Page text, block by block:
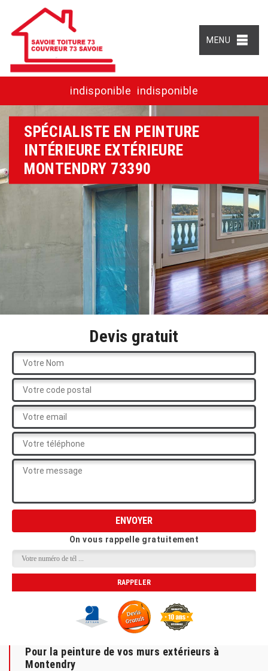
MENU
indisponible indisponible
SPÉCIALISTE EN PEINTURE
INTÉRIEURE EXTÉRIEURE
MONTENDRY 73390
Devis gratuit
On vous rappelle gratuitement
Pour la peinture de vos murs extérieurs à
Montendry